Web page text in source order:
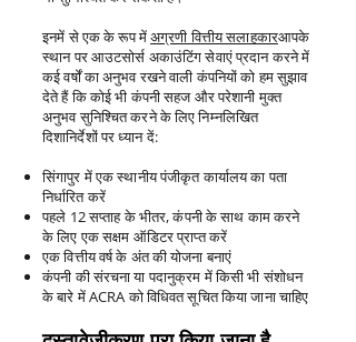
इनमें से एक के रूप मेंअग्रणी वित्तीय सलाहकारआपके
स्थान पर आउटसोर्स अकाउंटिंग सेवाएं प्रदान करने में
कई वर्षों का अनुभव रखने वाली कंपनियों को हम सुझाव
देते हैं कि कोई भी कंपनी सहज और परेशानी मुक्त
अनुभव सुनिश्चित करने के लिए निम्नलिखित
दिशानिर्देशों पर ध्यान दें:
सिंगापुर में एक स्थानीय पंजीकृत कार्यालय का पता
निर्धारित करें
पहले 12 सप्ताह के भीतर, कंपनी के साथ काम करने
के लिए एक सक्षम ऑडिटर प्राप्त करें
एक वित्तीय वर्ष के अंत की योजना बनाएं
कंपनी की संरचना या पदानुक्रम में किसी भी संशोधन
के बारे में ACRA को विधिवत सूचित किया जाना चाहिए